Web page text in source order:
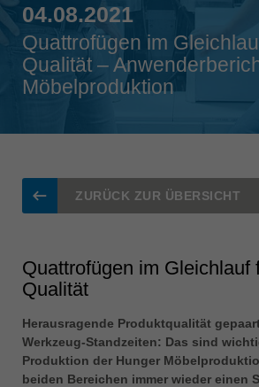
Singapore
english
Slovenija
Suomi
Taiwan
türkçe
Việt Nam
tiếng việt
04.08.2021
Quattrofügen im
Qualität –
Möbelproduktion
ZURÜCK ZUR ÜBERSICHT
Quattrofügen im Gleichlauf
Qualität
Herausragende Produktqualität
Werkzeug-Standzeiten: Das sind
Produktion der Hunger
beiden Bereichen immer wieder einen